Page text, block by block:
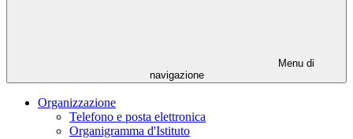
Menu di
navigazione
Organizzazione
Telefono e posta elettronica
Organigramma d'Istituto